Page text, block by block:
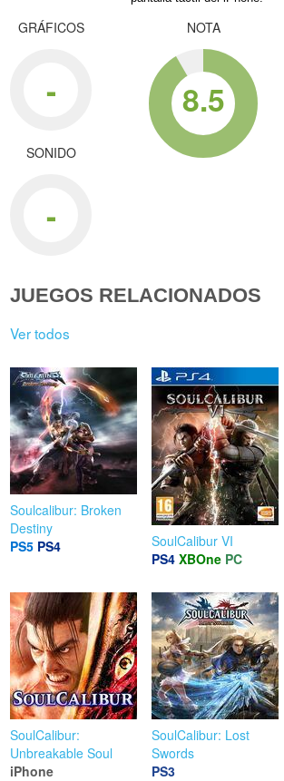
GRÁFICOS
-
SONIDO
-
NOTA
8.5
JUEGOS RELACIONADOS
Ver todos
Soulcalibur: Broken
Destiny
PS5 PS4
SoulCalibur VI
PS4 XBOne PC
SoulCalibur:
Unbreakable Soul
iPhone
SoulCalibur: Lost
Swords
PS3